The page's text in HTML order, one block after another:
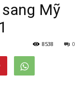
Mỹ
0
8538